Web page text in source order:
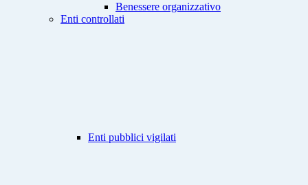
Benessere organizzativo
Enti controllati
Enti pubblici vigilati